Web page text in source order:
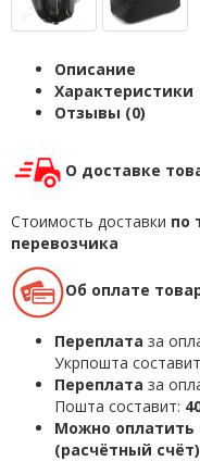
Описание
Характеристики
Отзывы (0)
О доставке
Стоимость доставки по
перевозчика
Об оплате
Переплата за
Укрпошта
Переплата за
Пошта составит:
Можно оплатить
(расчётный счёт)